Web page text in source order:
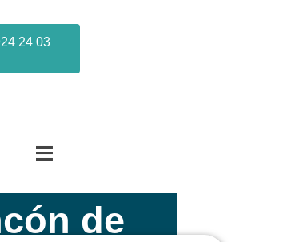
24 03
de